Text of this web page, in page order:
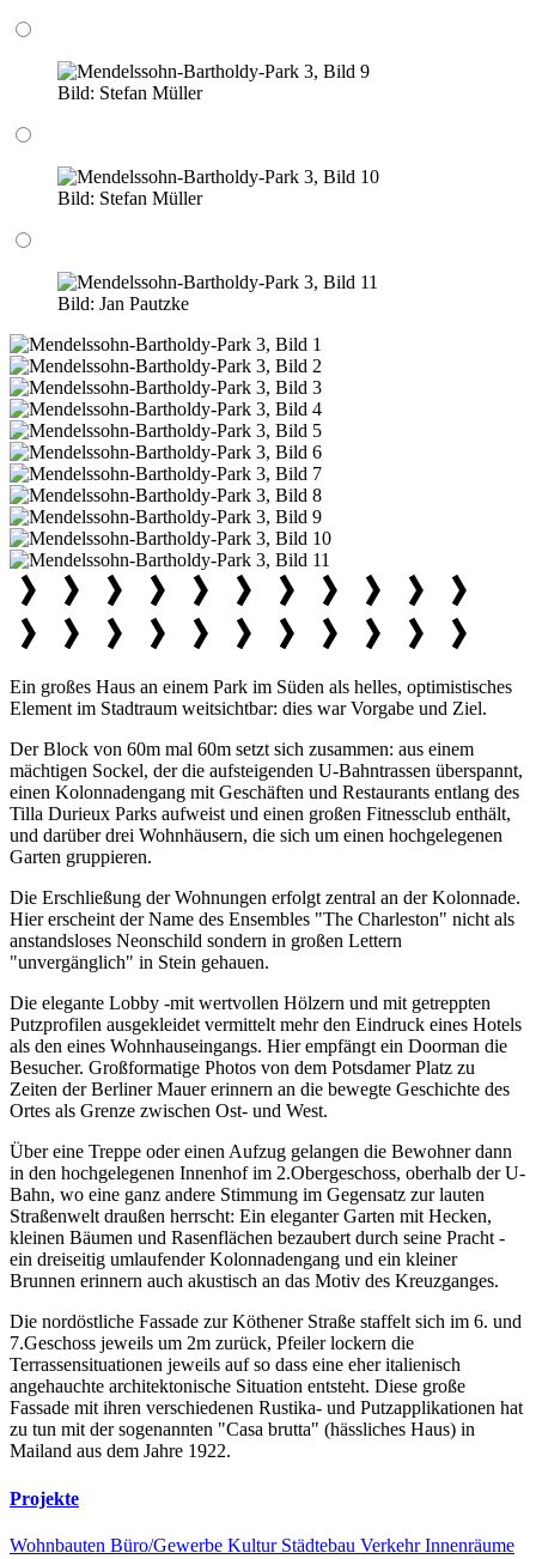
Bild: Stefan Müller
Bild: Stefan Müller
Bild: Jan Pautzke
Ein großes Haus an einem Park im Süden als helles, optimistisches
Element im Stadtraum weitsichtbar: dies war Vorgabe und Ziel.
Der Block von 60m mal 60m setzt sich zusammen: aus einem
mächtigen Sockel, der die aufsteigenden U-Bahntrassen überspannt,
einen Kolonnadengang mit Geschäften und Restaurants entlang des
Tilla Durieux Parks aufweist und einen großen Fitnessclub enthält,
und darüber drei Wohnhäusern, die sich um einen hochgelegenen
Garten gruppieren.
Die Erschließung der Wohnungen erfolgt zentral an der Kolonnade.
Hier erscheint der Name des Ensembles "The Charleston" nicht als
anstandsloses Neonschild sondern in großen Lettern
"unvergänglich" in Stein gehauen.
Die elegante Lobby -mit wertvollen Hölzern und mit getreppten
Putzprofilen ausgekleidet vermittelt mehr den Eindruck eines Hotels
als den eines Wohnhauseingangs. Hier empfängt ein Doorman die
Besucher. Großformatige Photos von dem Potsdamer Platz zu
Zeiten der Berliner Mauer erinnern an die bewegte Geschichte des
Ortes als Grenze zwischen Ost- und West.
Über eine Treppe oder einen Aufzug gelangen die Bewohner dann
in den hochgelegenen Innenhof im 2.Obergeschoss, oberhalb der U-
Bahn, wo eine ganz andere Stimmung im Gegensatz zur lauten
Straßenwelt draußen herrscht: Ein eleganter Garten mit Hecken,
kleinen Bäumen und Rasenflächen bezaubert durch seine Pracht -
ein dreiseitig umlaufender Kolonnadengang und ein kleiner
Brunnen erinnern auch akustisch an das Motiv des Kreuzganges.
Die nordöstliche Fassade zur Köthener Straße staffelt sich im 6. und
7.Geschoss jeweils um 2m zurück, Pfeiler lockern die
Terrassensituationen jeweils auf so dass eine eher italienisch
angehauchte architektonische Situation entsteht. Diese große
Fassade mit ihren verschiedenen Rustika- und Putzapplikationen hat
zu tun mit der sogenannten "Casa brutta" (hässliches Haus) in
Mailand aus dem Jahre 1922.
Projekte
Wohnbauten Büro/Gewerbe Kultur Städtebau VerkehrInnenräume